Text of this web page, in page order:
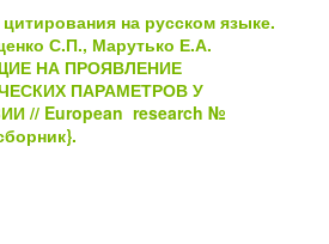
на русском языке.
С.П., Марутько Е.А.
НА ПРОЯВЛЕНИЕ
ПАРАМЕТРОВ У
// European research №
.